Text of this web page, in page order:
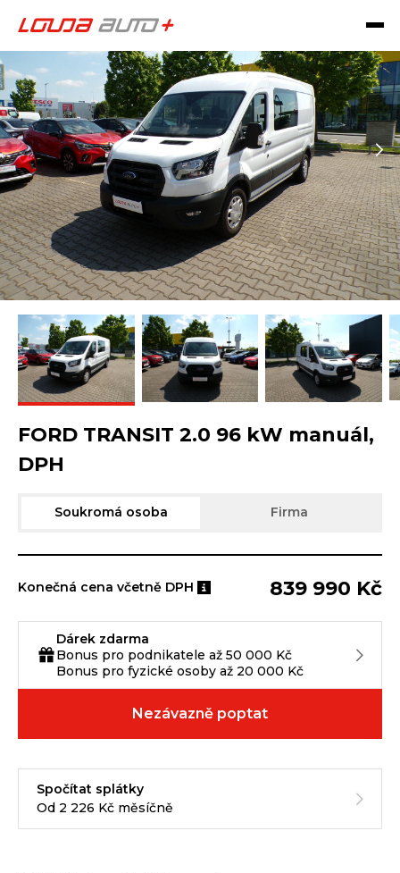
FORD TRANSIT 2.0 96 kW manuál,
DPH
Soukromá osoba Firma
Konečná cena včetně DPH 839 990 Kč
Dárek zdarma
Bonus pro podnikatele až 50 000 Kč
Bonus pro fyzické osoby až 20 000 Kč
Nezávazně poptat
Spočítat splátky
Od 2 226 Kč měsíčně